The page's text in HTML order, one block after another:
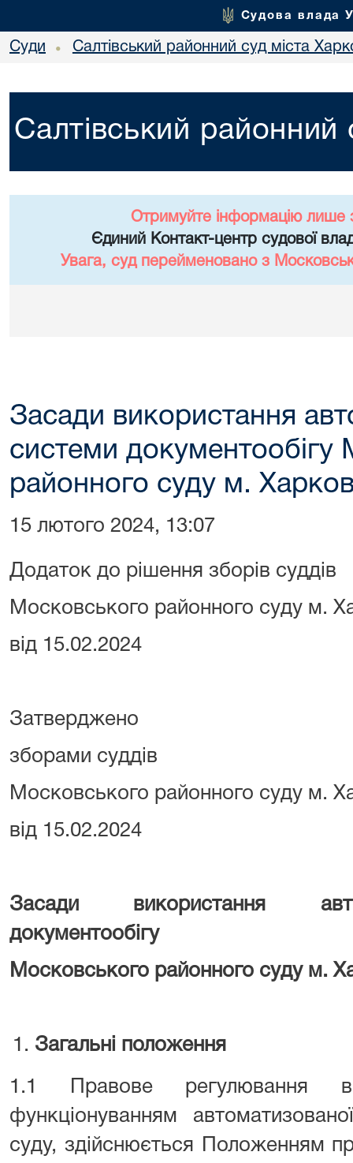
Судова влада
Суди • Салтівський районний суд міста
Салтівський районний
Отримуйте інформацію лише
Єдиний Контакт-центр судової
Увага, суд перейменовано з
Засади використання
системи документообігу
районного суду м.
15 лютого 2024, 13:07
Додаток до рішення зборів суддів
Московського районного суду м.
від 15.02.2024
Затверджено
зборами суддів
Московського районного суду м.
від 15.02.2024
Засади використання
документообігу
Московського районного суду м.
Загальні положення
1.1 Правове регулювання
функціонуванням
суду, здійснюється Положенням